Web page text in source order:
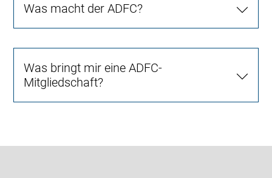
Was macht der ADFC?
Was bringt mir eine ADFC-
Mitgliedschaft?